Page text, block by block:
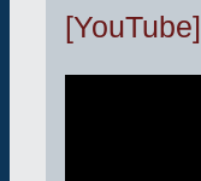
[YouTube]